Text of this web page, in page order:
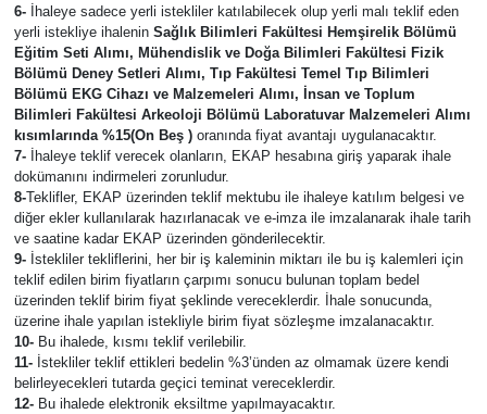
6-İhaleye sadece yerli istekliler katılabilecek olup yerli malı teklif eden
yerli istekliye ihalenin Sağlık Bilimleri Fakültesi Hemşirelik Bölümü
Eğitim Seti Alımı, Mühendislik ve Doğa Bilimleri Fakültesi Fizik
Bölümü Deney Setleri Alımı, Tıp Fakültesi Temel Tıp Bilimleri
Bölümü EKG Cihazı ve Malzemeleri Alımı, İnsan ve Toplum
Bilimleri Fakültesi Arkeoloji Bölümü Laboratuvar Malzemeleri Alımı
kısımlarında %15(On Beş )oranında fiyat avantajı uygulanacaktır.
7-İhaleye teklif verecek olanların, EKAP hesabına giriş yaparak ihale
dokümanını indirmeleri zorunludur.
8-Teklifler, EKAP üzerinden teklif mektubu ile ihaleye katılım belgesi ve
diğer ekler kullanılarak hazırlanacak ve e-imza ile imzalanarak ihale tarih
ve saatine kadar EKAP üzerinden gönderilecektir.
9-İstekliler tekliflerini, her bir iş kaleminin miktarı ile bu iş kalemleri için
teklif edilen birim fiyatların çarpımı sonucu bulunan toplam bedel
üzerinden teklif birim fiyat şeklinde vereceklerdir. İhale sonucunda,
üzerine ihale yapılan istekliyle birim fiyat sözleşme imzalanacaktır.
10-Bu ihalede, kısmı teklif verilebilir.
11-İstekliler teklif ettikleri bedelin %3’ünden az olmamak üzere kendi
belirleyecekleri tutarda geçici teminat vereceklerdir.
12-Bu ihalede elektronik eksiltme yapılmayacaktır.